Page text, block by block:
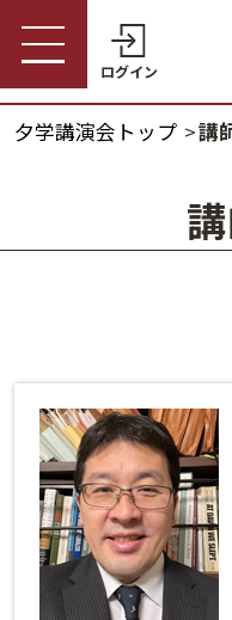
ログイン
パスワード
会員番号・パスワード
ログインヘルプ
ロ
プライバシーポリシー
夕学講演会トップ 講
夕
受講